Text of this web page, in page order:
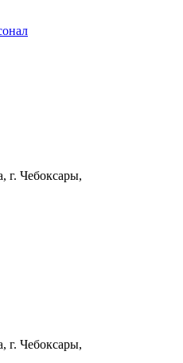
г. Чебоксары,
г. Чебоксары,